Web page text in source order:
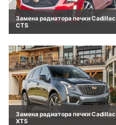
Замена радиатора печки Cadillac
CTS
Замена радиатора печки Cadillac
XT5